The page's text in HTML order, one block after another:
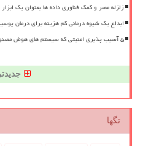
زلزله مصر و کمک فناوری داده ها بعنوان یک
ابداع یک شیوه درمانی کم هزینه برای درمان
۵ آسیب پذیری امنیتی که سیستم های هوش مصنوعی را تهدید می کنند
تگها